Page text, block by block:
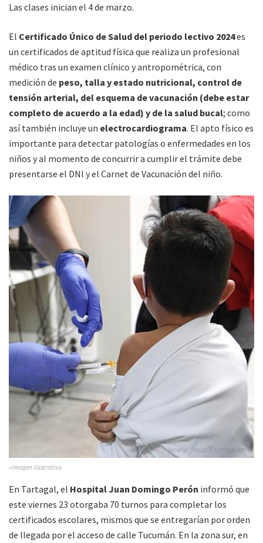
Las clases inician el 4 de marzo.
El Certificado Único de Salud del periodo lectivo 2024es
un certificados de aptitud física que realiza un profesional
médico tras un examen clínico y antropométrica, con
medición de peso, talla y estado nutricional, control de
tensión arterial, del esquema de vacunación (debe estar
completo de acuerdo a la edad) y de la salud bucal; como
así también incluye un electrocardiograma. El apto físico es
importante para detectar patologías o enfermedades en los
niños y al momento de concurrir a cumplir el trámite debe
presentarse el DNI y el Carnet de Vacunación del niño.
»Imagen ilustrativa
En Tartagal, el Hospital Juan Domingo Perón informó que
este viernes 23 otorgaba 70 turnos para completar los
certificados escolares, mismos que se entregarían por orden
de llegada por el acceso de calle Tucumán. En la zona sur, en